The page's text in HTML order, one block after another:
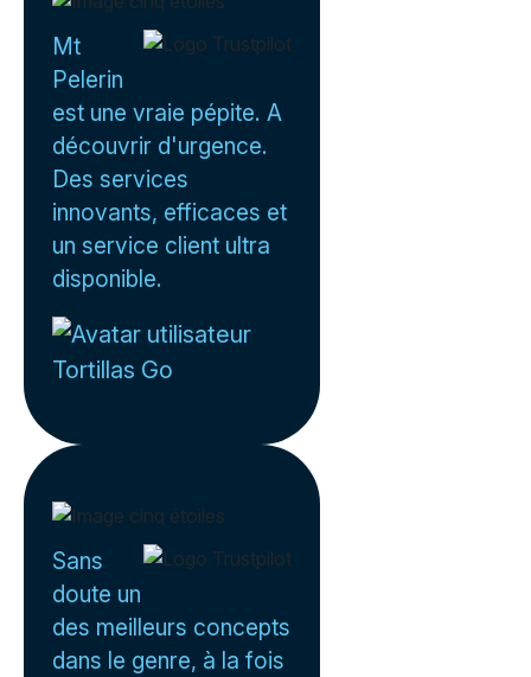
Mt
Pelerin
est une vraie pépite. A
découvrir d'urgence.
Des services
innovants, efficaces et
un service client ultra
disponible.
Tortillas Go
Sans
doute un
des meilleurs concepts
dans le genre, à la fois